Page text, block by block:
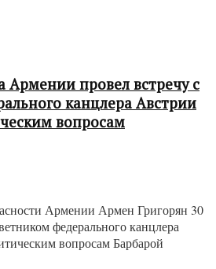
Армении провел встречу с
канцлера Австрии
вопросам
Армении Армен Григорян 30
федерального канцлера
вопросам Барбарой